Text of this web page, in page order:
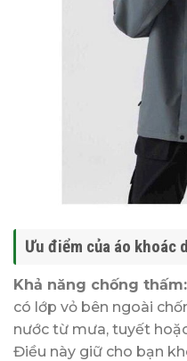
Ưu điểm của áo khoác
Khả năng chống thấm:
có lớp vỏ bên ngoài
nước từ mưa, tuyết
Điều này giữ cho bạn